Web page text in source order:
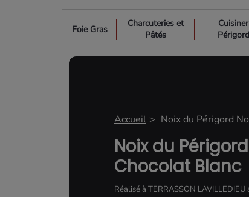
Foie Gras
Charcuteries et
Pâtés
Cuisiner
Périgord
Accueil Noix du Périgord
Noix du
Chocolat Blanc
Réalisé à TERRASSON